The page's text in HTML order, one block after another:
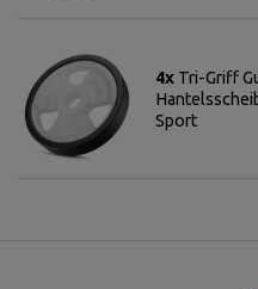
4x Tri-Griff
Sport